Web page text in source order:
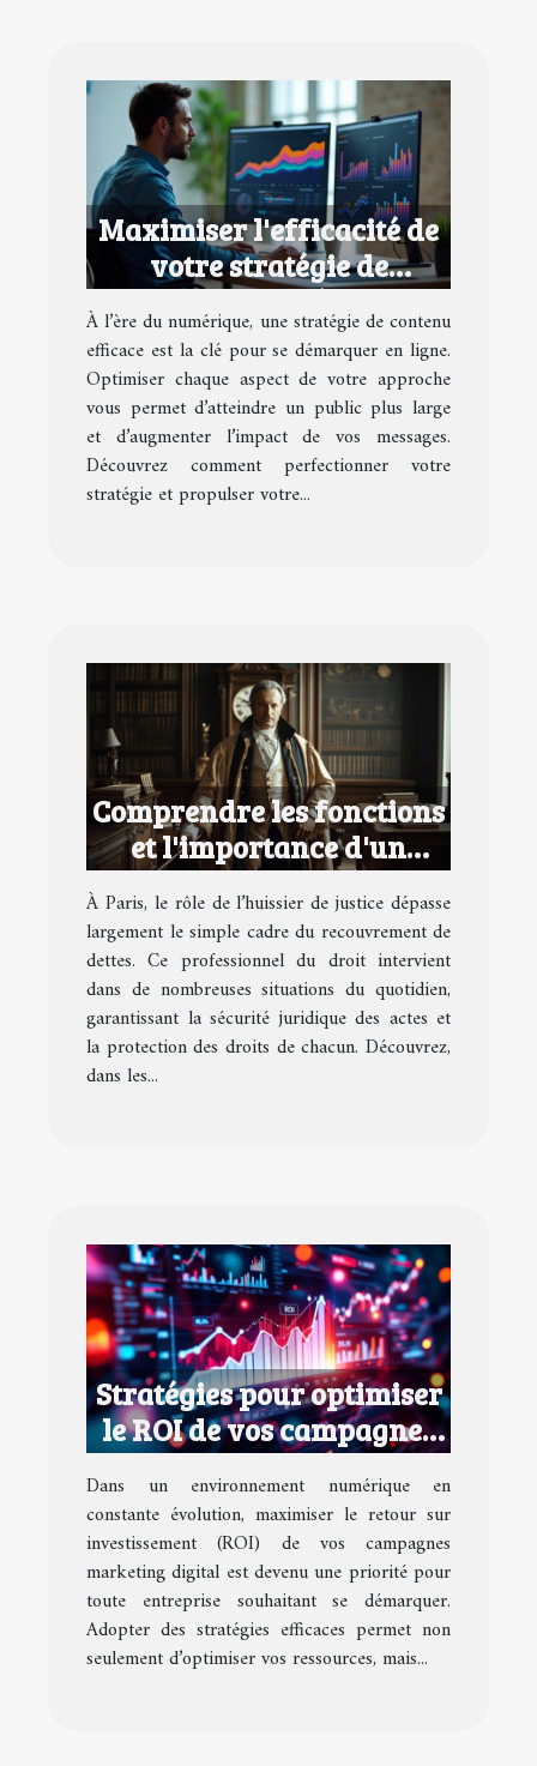
Maximiser l'efficacité de
votre stratégie de
contenu numérique
À l’ère du numérique, une stratégie de contenu
efficace est la clé pour se démarquer en ligne.
Optimiser chaque aspect de votre approche
vous permet d’atteindre un public plus large
et d’augmenter l’impact de vos messages.
Découvrez comment perfectionner votre
stratégie et propulser votre...
Comprendre les fonctions
et l'importance d'un
huissier de justice à Paris
À Paris, le rôle de l’huissier de justice dépasse
largement le simple cadre du recouvrement de
dettes. Ce professionnel du droit intervient
dans de nombreuses situations du quotidien,
garantissant la sécurité juridique des actes et
la protection des droits de chacun. Découvrez,
dans les...
Stratégies pour optimiser
le ROI de vos campagnes
marketing digital
Dans un environnement numérique en
constante évolution, maximiser le retour sur
investissement (ROI) de vos campagnes
marketing digital est devenu une priorité pour
toute entreprise souhaitant se démarquer.
Adopter des stratégies efficaces permet non
seulement d’optimiser vos ressources, mais...